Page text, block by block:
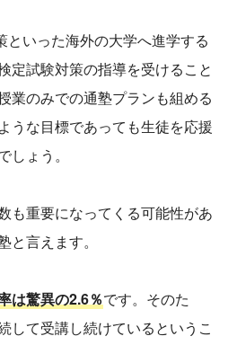
といった海外の大学へ進学する
定試験対策の指導を受けること
業のみでの通塾プランも組める
うな目標であっても生徒を応援
しょう。
も重要になってくる可能性があ
と言えます。
は驚異の2.6％です。そのた
して受講し続けているというこ